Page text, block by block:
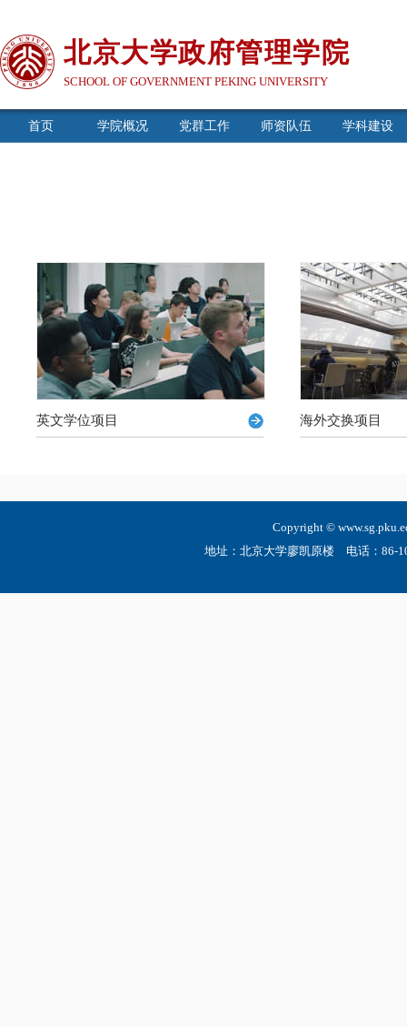
北京大学政府管理学院
SCHOOL OF GOVERNMENT PEKING UNIVERSITY
首页 学院概况 党群工作 师资队伍 学科建设
英文学位项目 海外交换项目
Copyright ©
地址：北京大学廖凯原楼 电话：86-